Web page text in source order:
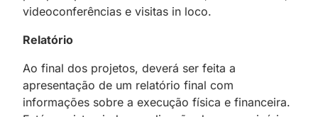
videoconferências e visitas in loco.
Relatório
Ao final dos projetos, deverá ser feita a
apresentação de um relatório final com
informações sobre a execução física e financeira.